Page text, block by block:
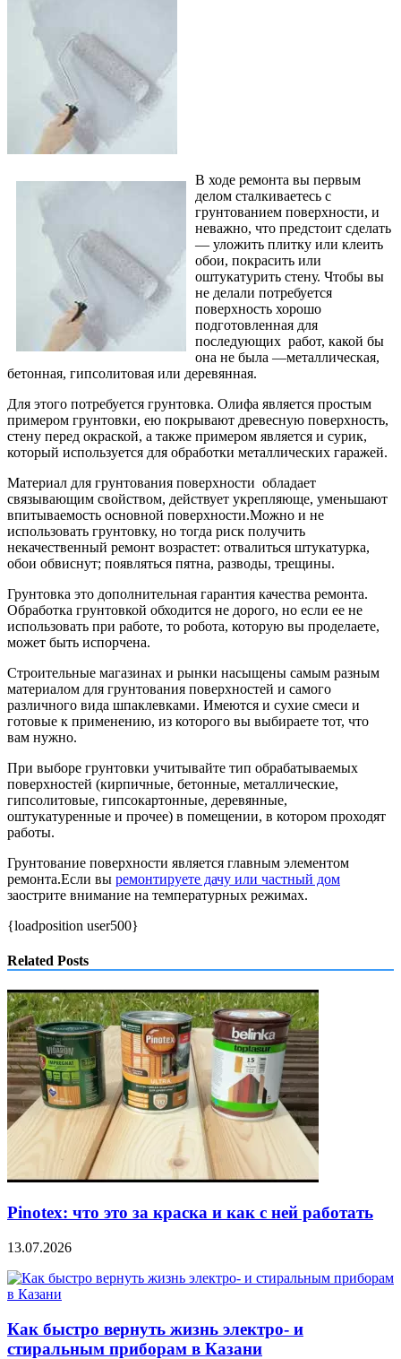
В ходе ремонта вы первым
делом сталкиваетесь с
грунтованием поверхности, и
неважно, что предстоит сделать
— уложить плитку или клеить
обои, покрасить или
оштукатурить стену. Чтобы вы
не делали потребуется
поверхность хорошо
подготовленная для
последующих работ, какой бы
она не была —металлическая,
бетонная, гипсолитовая или деревянная.
Для этого потребуется грунтовка. Олифа является простым
примером грунтовки, ею покрывают древесную поверхность,
стену перед окраской, а также примером является и сурик,
который используется для обработки металлических гаражей.
Материал для грунтования поверхности обладает
связывающим свойством, действует укрепляюще, уменьшают
впитываемость основной поверхности.Можно и не
использовать грунтовку, но тогда риск получить
некачественный ремонт возрастет: отвалиться штукатурка,
обои обвиснут; появляться пятна, разводы, трещины.
Грунтовка это дополнительная гарантия качества ремонта.
Обработка грунтовкой обходится не дорого, но если ее не
использовать при работе, то робота, которую вы проделаете,
может быть испорчена.
Строительные магазинах и рынки насыщены самым разным
материалом для грунтования поверхностей и самого
различного вида шпаклевками. Имеются и сухие смеси и
готовые к применению, из которого вы выбираете тот, что
вам нужно.
При выборе грунтовки учитывайте тип обрабатываемых
поверхностей (кирпичные, бетонные, металлические,
гипсолитовые, гипсокартонные, деревянные,
оштукатуренные и прочее) в помещении, в котором проходят
работы.
Грунтование поверхности является главным элементом
ремонта.Если вы ремонтируете дачу или частный дом
заострите внимание на температурных режимах.
{loadposition user500}
Related Posts
Pinotex: что это за краска и как с ней работать
13.07.2026
Как быстро вернуть жизнь электро- и
стиральным приборам в Казани